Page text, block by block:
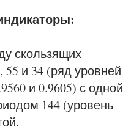
скользящих
и 34 (ряд уровней
и 0.9605) с одной
144 (уровень